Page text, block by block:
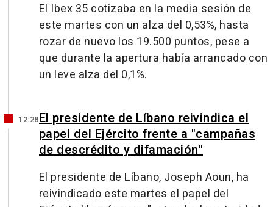
El Ibex 35 cotizaba en la media sesión de
este martes con un alza del 0,53%, hasta
rozar de nuevo los 19.500 puntos, pese a
que durante la apertura había arrancado con
un leve alza del 0,1%.
12:28El presidente de Líbano reivindica el
papel del Ejército frente a "campañas
de descrédito y difamación"
El presidente de Líbano, Joseph Aoun, ha
reivindicado este martes el papel del